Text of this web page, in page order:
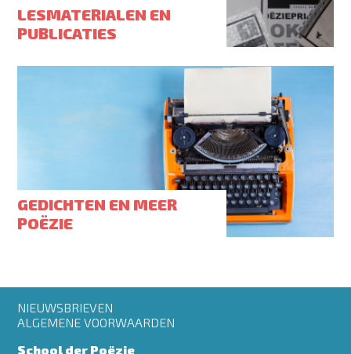
LESMATERIALEN EN
PUBLICATIES
GEDICHTEN EN MEER
POËZIE
Footer
menu
NIEUWSBRIEVEN
ALGEMENE VOORWAARDEN
School der Poëzie